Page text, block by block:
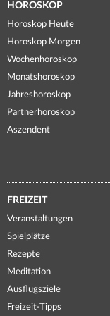
HOROSKOP
Horoskop Heute
Horoskop Morgen
Wochenhoroskop
Monatshoroskop
Jahreshoroskop
Partnerhoroskop
Aszendent
FREIZEIT
Veranstaltungen
Spielplätze
Rezepte
Meditation
Ausflugsziele
Freizeit-Tipps